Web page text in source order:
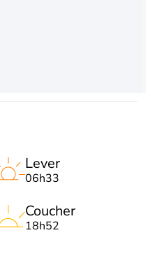
Lever
06h33
Coucher
18h52